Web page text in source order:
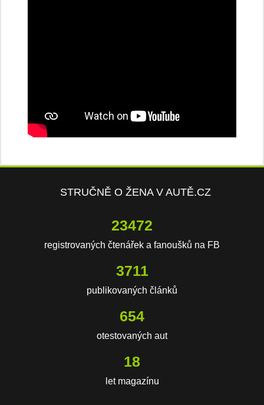
STRUČNĚ O ŽENA V AUTĚ.CZ
23472
registrovaných čtenářek a fanoušků na FB
3711
publikovaných článků
654
otestovaných aut
18
let magazínu